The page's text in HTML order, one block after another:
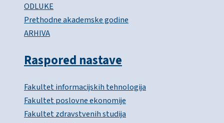
ODLUKE
Prethodne akademske godine
ARHIVA
Raspored nastave
Fakultet informacijskih tehnologija
Fakultet poslovne ekonomije
Fakultet zdravstvenih studija